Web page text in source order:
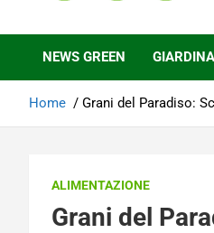
Ecoo.it
NEWS GREEN
Home Grani del Paradiso:
ALIMENTAZIONE
Grani del